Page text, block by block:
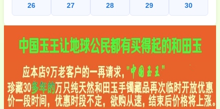
26 27 28 29 30